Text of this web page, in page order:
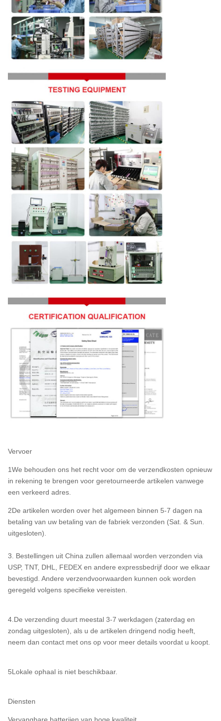
Vervoer
1We behouden ons het recht voor om de verzendkosten opnieuw
in rekening te brengen voor geretourneerde artikelen vanwege
een verkeerd adres.
2De artikelen worden over het algemeen binnen 5-7 dagen na
betaling van uw betaling van de fabriek verzonden (Sat. & Sun.
uitgesloten).
3. Bestellingen uit China zullen allemaal worden verzonden via
USP, TNT, DHL, FEDEX en andere expressbedrijf door we elkaar
bevestigd. Andere verzendvoorwaarden kunnen ook worden
geregeld volgens specifieke vereisten.
4.De verzending duurt meestal 3-7 werkdagen (zaterdag en
zondag uitgesloten), als u de artikelen dringend nodig heeft,
neem dan contact met ons op voor meer details voordat u koopt.
5Lokale ophaal is niet beschikbaar.
Diensten
Vervangbare batterijen van hoge kwaliteit